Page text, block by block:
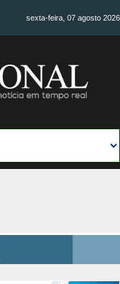
sexta-feira, 07 agosto 2026